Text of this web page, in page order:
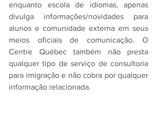
enquanto escola de idiomas, apenas
divulga informações/novidades para
alunos e comunidade externa em seus
meios oficiais de comunicação. O
Centre Québec também não presta
qualquer tipo de serviço de consultoria
para imigração e não cobra por qualquer
informação relacionada.